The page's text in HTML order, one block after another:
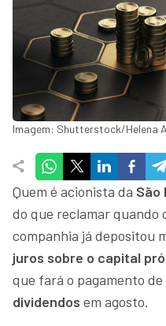
Imagem: Shutterstock/Helena
Quem é acionista da São
do que reclamar quando
companhia já depositou
juros sobre o capital
que fará o pagamento de
dividendos em agosto.